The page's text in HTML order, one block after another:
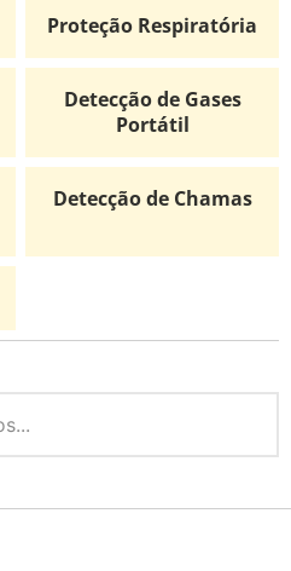
Proteção Respiratória
Detecção de Gases
Portátil
Detecção de Chamas